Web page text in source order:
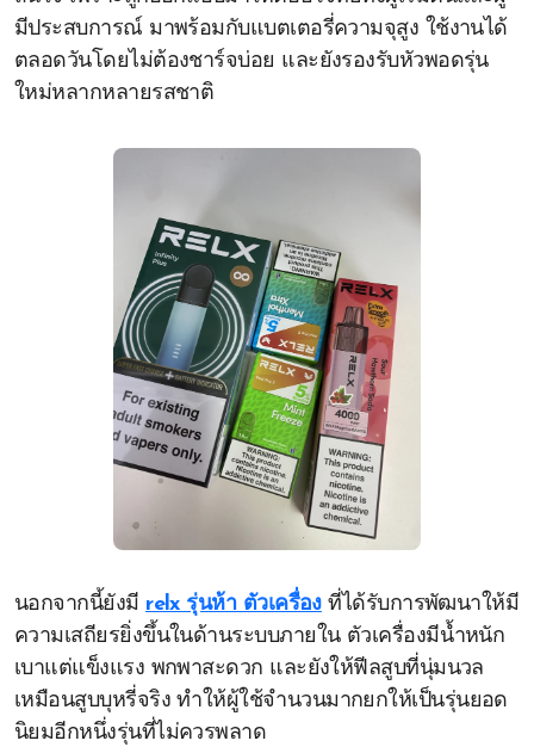
มีประสบการณ์ มาพร้อมกับแบตเตอรี่ความจุสูง ใช้งานได้
ตลอดวันโดยไม่ต้องชาร์จบ่อย และยังรองรับหัวพอดรุ่น
ใหม่หลากหลายรสชาติ
นอกจากนี้ยังมี relx รุ่นห้า ตัวเครื่องที่ได้รับการพัฒนาให้มี
ความเสถียรยิ่งขึ้นในด้านระบบภายใน ตัวเครื่องมีน้ำหนัก
เบาแต่แข็งแรง พกพาสะดวก และยังให้ฟีลสูบที่นุ่มนวล
เหมือนสูบบุหรี่จริง ทำให้ผู้ใช้จำนวนมากยกให้เป็นรุ่นยอด
นิยมอีกหนึ่งรุ่นที่ไม่ควรพลาด